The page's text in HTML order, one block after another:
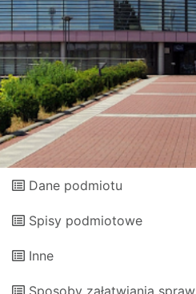
Dane podmiotu
Spisy podmiotowe
Inne
Sposoby załatwiania spraw